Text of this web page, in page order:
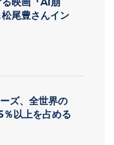
尾豊さんイン
ズ、全世界の
以上を占める